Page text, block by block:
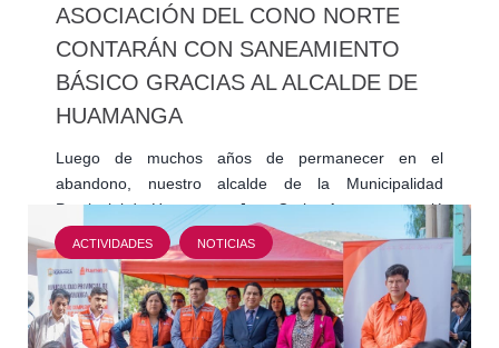
ASOCIACIÓN DEL CONO NORTE
CONTARÁN CON SANEAMIENTO
BÁSICO GRACIAS AL ALCALDE DE
HUAMANGA
Luego de muchos años de permanecer en el
abandono, nuestro alcalde de la Municipalidad
Provincial de Huamanga, Juan Carlos Arango, anunció
que su gestión financiará…
ACTIVIDADES NOTICIAS